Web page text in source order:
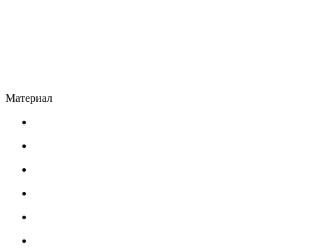
Материал